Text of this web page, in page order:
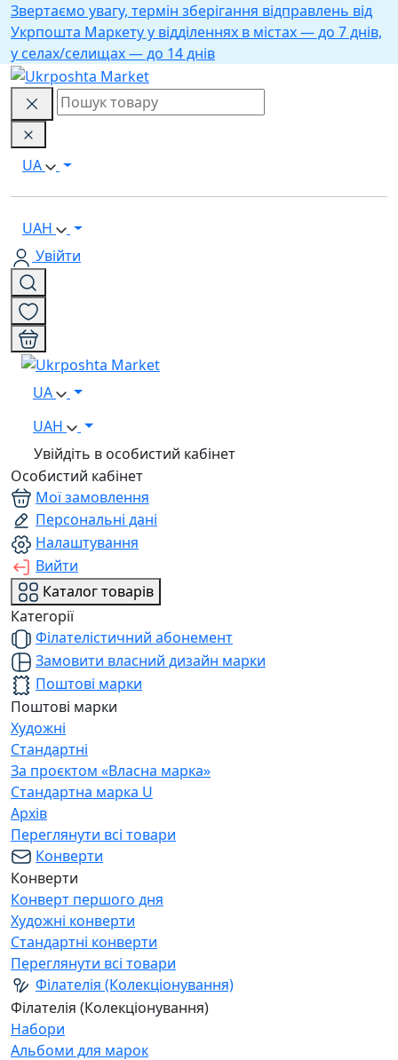
Звертаємо увагу, термін зберігання відправлень від
Укрпошта Маркету у відділеннях в містах — до 7 днів,
у селах/селищах — до 14 днів
UA
UAH
Увійти
UA
UAH
Увійдіть в особистий кабінет
Особистий кабінет
Мої замовлення
Персональні дані
Налаштування
Вийти
Каталог товарів
Категорії
Філателістичний абонемент
Замовити власний дизайн марки
Поштові марки
Поштові марки
Художні
Стандартні
За проєктом «Власна марка»
Стандартна марка U
Архів
Переглянути всі товари
Конверти
Конверти
Конверт першого дня
Художні конверти
Стандартні конверти
Переглянути всі товари
Філателія (Колекціонування)
Філателія (Колекціонування)
Набори
Альбоми для марок